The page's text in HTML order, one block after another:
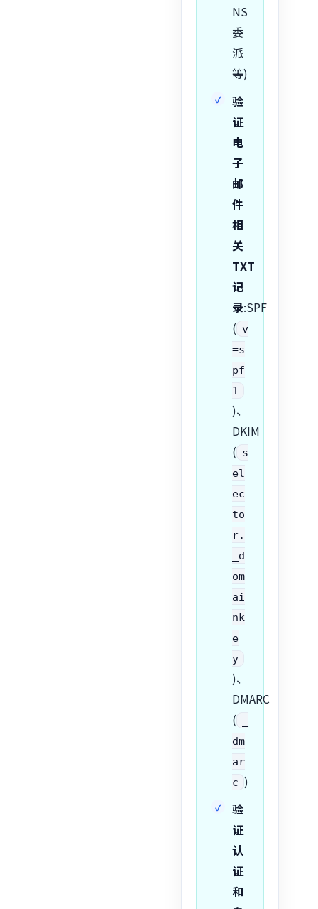
NS
委
派
等)
验
证
电
子
邮
件
相
关
TXT
记
录:SPF
( v
=s
pf
1
)、
DKIM
( s
el
ec
to
r.
_d
om
ai
nk
e
y
)、
DMARC
(
dm
ar
c )
验
证
认
证
和